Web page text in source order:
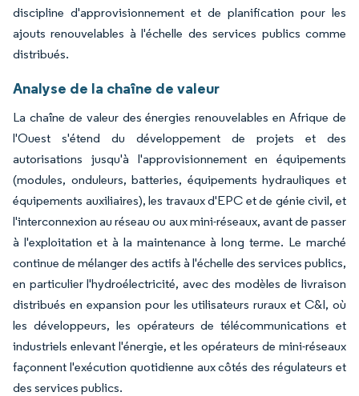
discipline d'approvisionnement et de planification pour les
ajouts renouvelables à l'échelle des services publics comme
distribués.
Analyse de la chaîne de valeur
La chaîne de valeur des énergies renouvelables en Afrique de
l'Ouest s'étend du développement de projets et des
autorisations jusqu'à l'approvisionnement en équipements
(modules, onduleurs, batteries, équipements hydrauliques et
équipements auxiliaires), les travaux d'EPC et de génie civil, et
l'interconnexion au réseau ou aux mini-réseaux, avant de passer
à l'exploitation et à la maintenance à long terme. Le marché
continue de mélanger des actifs à l'échelle des services publics,
en particulier l'hydroélectricité, avec des modèles de livraison
distribués en expansion pour les utilisateurs ruraux et C&I, où
les développeurs, les opérateurs de télécommunications et
industriels enlevant l'énergie, et les opérateurs de mini-réseaux
façonnent l'exécution quotidienne aux côtés des régulateurs et
des services publics.